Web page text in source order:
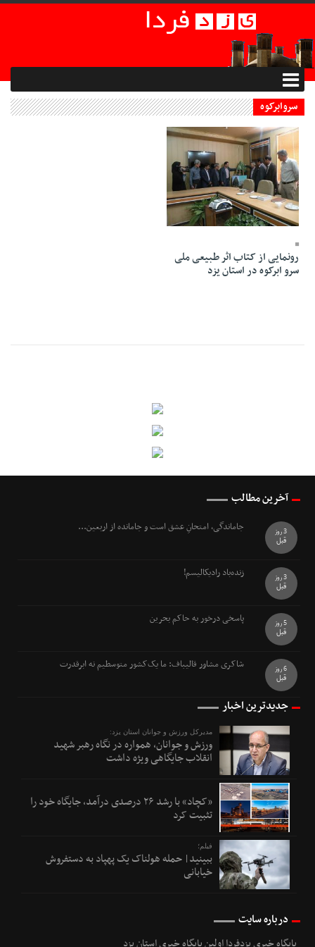
سروابرکوه
17 Khordad 1395 - 22:48
رونمایی از کتاب اثر طبیعی ملی
سرو ابرکوه در استان یزد
آخرین مطالب
جاماندگی، امتحانِ عشق است و جامانده از اربعین...
3 روز
قبل
زنده‌باد رادیکالیسم!
3 روز
قبل
پاسخی درخور به حاکم بحرین
5 روز
قبل
شاکری مشاور قالیباف: ما یک‌کشور متوسطیم نه ابرقدرت
6 روز
قبل
جدیدترین اخبار
مدیرکل ورزش و جوانان استان یزد:
ورزش و جوانان، همواره در نگاه رهبر شهید
انقلاب جایگاهی ویژه داشت
«کچاد» با رشد ۲۶ درصدی درآمد، جایگاه خود را
تثبیت کرد
فیلم؛
ببینید| حمله هولناک یک پهپاد به دستفروش
خیابانی
درباره سایت